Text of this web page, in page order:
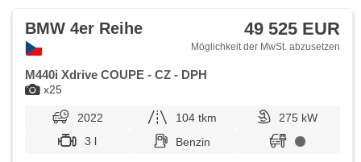
x25
BMW 4er Reihe 49 525 EUR
Möglichkeit der MwSt. abzusetzen
M440i Xdrive COUPE - CZ - DPH
2022 104 tkm
275 kW
3 l
Benzin